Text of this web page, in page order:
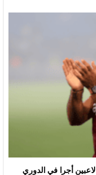
صلاح بين الكبار.. الكشف عن أعلى 5 لاعبين أجرا في الدوري